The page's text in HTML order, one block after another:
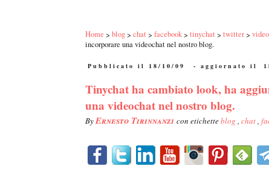
Home blog chat facebook tinychat twitter
incorporare una videochat nel nostro blog.
Pubblicato il 18/10/09 - aggiornato il
Tinychat ha cambiato look, ha
una videochat nel nostro blog.
ByErnesto Tirinnanzi con etichetteblog , chat,